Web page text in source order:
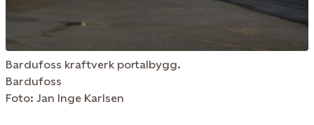
Bardufoss kraftverk portalbygg.
Bardufoss
Foto: Jan Inge Karlsen